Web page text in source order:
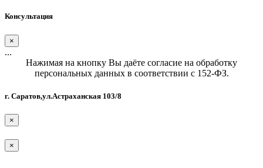
Консультация
×
...
Нажимая на кнопку Вы даёте согласие на обработку
персональных данных в соответствии с 152-ФЗ.
г. Саратов,ул.Астраханская 103/8
×
×